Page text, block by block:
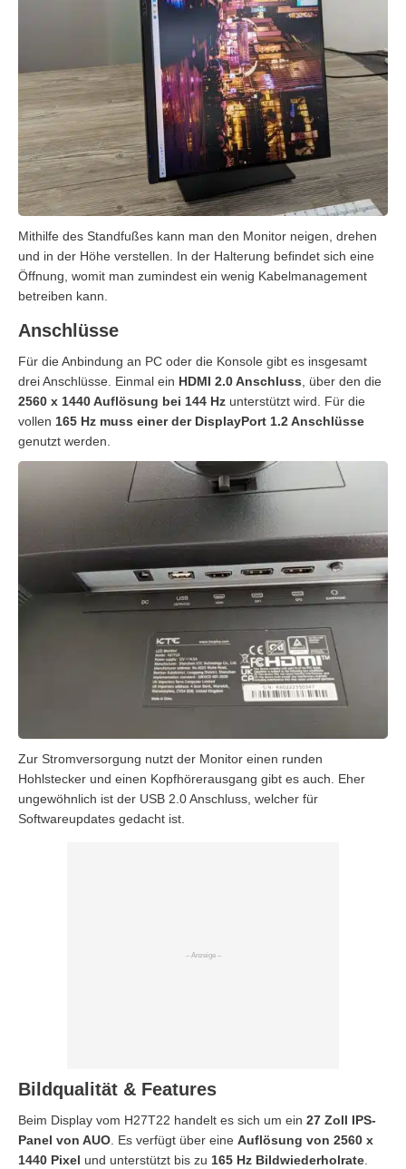
Mithilfe des Standfußes kann man den Monitor neigen, drehen
und in der Höhe verstellen. In der Halterung befindet sich eine
Öffnung, womit man zumindest ein wenig Kabelmanagement
betreiben kann.
Anschlüsse
Für die Anbindung an PC oder die Konsole gibt es insgesamt
drei Anschlüsse. Einmal ein HDMI 2.0 Anschluss , über den die
2560 x 1440 Auflösung bei 144 Hz unterstützt wird. Für die
vollen 165 Hz muss einer der DisplayPort 1.2 Anschlüsse
genutzt werden.
Zur Stromversorgung nutzt der Monitor einen runden
Hohlstecker und einen Kopfhörerausgang gibt es auch. Eher
ungewöhnlich ist der USB 2.0 Anschluss, welcher für
Softwareupdates gedacht ist.
Bildqualität & Features
Beim Display vom H27T22 handelt es sich um ein 27 Zoll IPS-
Panel von AUO. Es verfügt über eine Auflösung von 2560 x
1440 Pixel und unterstützt bis zu 165 Hz Bildwiederholrate.